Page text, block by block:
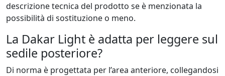
descrizione tecnica del prodotto se è menzionata la
possibilità di sostituzione o meno.
La Dakar Light è adatta per leggere sul
sedile posteriore?
Di norma è progettata per l’area anteriore, collegandosi